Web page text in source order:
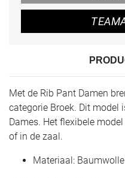
Met de Rib Pant Damen
categorie Broek. Dit model
Dames. Het flexibele
of in de zaal.
Materiaal: